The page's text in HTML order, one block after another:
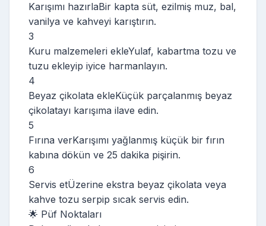
Karışımı hazırlaBir kapta süt, ezilmiş muz, bal,
vanilya ve kahveyi karıştırın.
3
Kuru malzemeleri ekleYulaf, kabartma tozu ve
tuzu ekleyip iyice harmanlayın.
4
Beyaz çikolata ekleKüçük parçalanmış beyaz
çikolatayı karışıma ilave edin.
5
Fırına verKarışımı yağlanmış küçük bir fırın
kabına dökün ve 25 dakika pişirin.
6
Servis etÜzerine ekstra beyaz çikolata veya
kahve tozu serpip sıcak servis edin.
🌟 Püf Noktaları